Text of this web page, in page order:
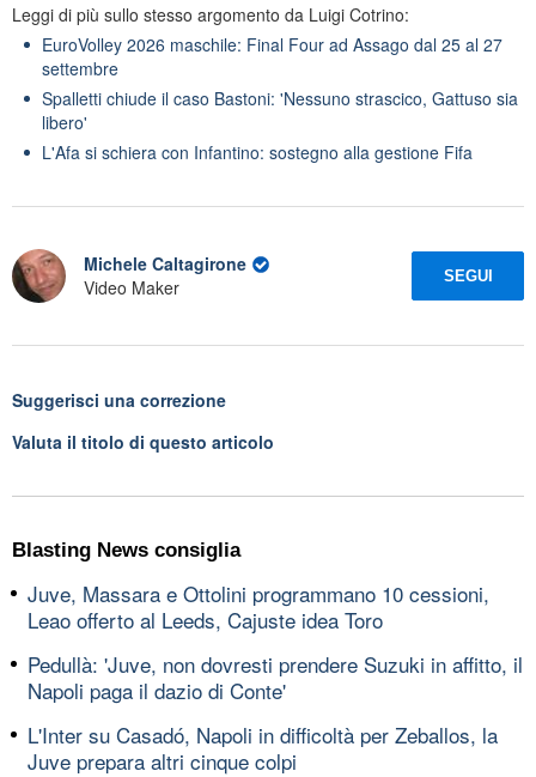
Leggi di più sullo stesso argomento da Luigi Cotrino:
EuroVolley 2026 maschile: Final Four ad Assago dal 25 al 27
settembre
Spalletti chiude il caso Bastoni: 'Nessuno strascico, Gattuso sia
libero'
L'Afa si schiera con Infantino: sostegno alla gestione Fifa
Michele Caltagirone
Video Maker
SEGUI
Suggerisci una correzione
Valuta il titolo di questo articolo
Blasting News consiglia
Juve, Massara e Ottolini programmano 10 cessioni,
Leao offerto al Leeds, Cajuste idea Toro
Pedullà: 'Juve, non dovresti prendere Suzuki in affitto, il
Napoli paga il dazio di Conte'
L'Inter su Casadó, Napoli in difficoltà per Zeballos, la
Juve prepara altri cinque colpi